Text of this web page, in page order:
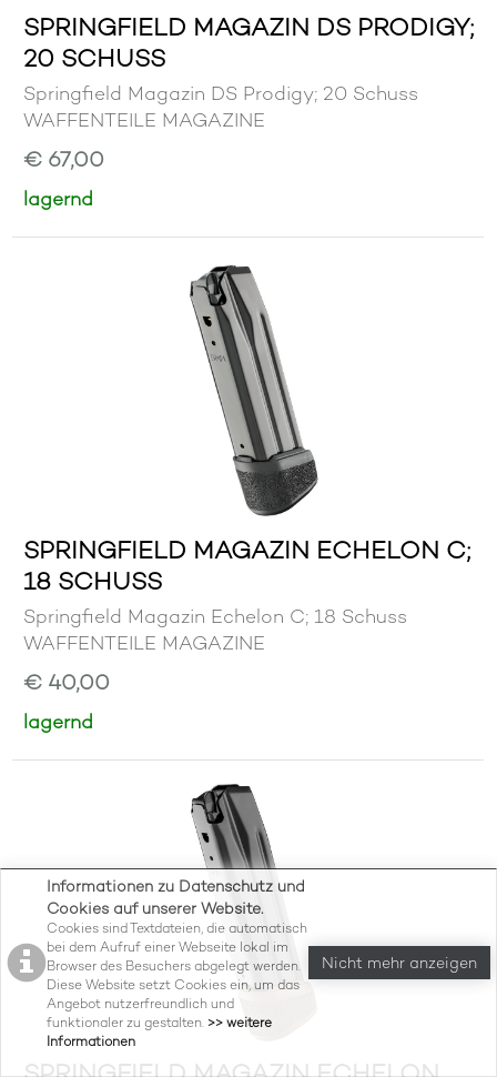
Informationen zu Datenschutz und
Cookies auf unserer Website.
Cookies sind Textdateien, die automatisch
bei dem Aufruf einer Webseite lokal im
Browser des Besuchers abgelegt werden.
Diese Website setzt Cookies ein, um das
Angebot nutzerfreundlich und
funktionaler zu gestalten. >> weitere
Informationen
Nicht mehr anzeigen
SPRINGFIELD MAGAZIN DS PRODIGY;
20 SCHUSS
Springfield Magazin DS Prodigy; 20 Schuss
WAFFENTEILE MAGAZINE
€ 67,00
lagernd
SPRINGFIELD MAGAZIN ECHELON C;
18 SCHUSS
Springfield Magazin Echelon C; 18 Schuss
WAFFENTEILE MAGAZINE
€ 40,00
lagernd